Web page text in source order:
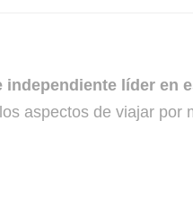
independiente líder en
aspectos de viajar por